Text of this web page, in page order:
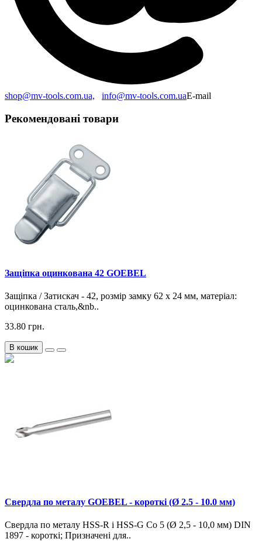
shop@mv-tools.com.ua, info@mv-tools.com.uaE-mail
Рекомендовані товари
Защіпка оцинкована 42 GOEBEL
Защіпка / Затискач - 42, розмір замку 62 x 24 мм, матеріал:
оцинкована сталь,&nb..
33.80 грн.
В кошик
Свердла по металу GOEBEL - короткі (Ø 2.5 - 10.0 мм)
Свердла по металу HSS-R і HSS-G Co 5 (Ø 2,5 - 10,0 мм) DIN
1897 - короткі; Призначені для..